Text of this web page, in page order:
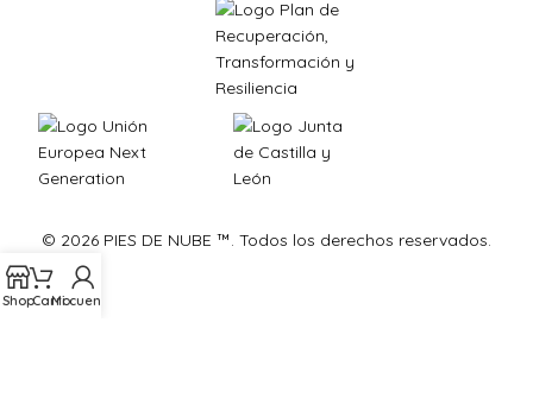
© 2026 PIES DE NUBE ™. Todos los derechos reservados.
ShopCarroMi cuenta